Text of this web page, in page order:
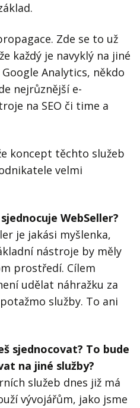
Zde se to už
každý je navyklý na jiné
Analytics, někdo
nejrůznější e-
na SEO či time a
koncept těchto služeb
velmi
WebSeller?
je jakási myšlenka,
nástroje by měly
prostředí. Cílem
udělat náhražku za
služby. To ani
sjednocovat? To bude
na jiné služby?
služeb dnes již má
vývojářům, jako jsme